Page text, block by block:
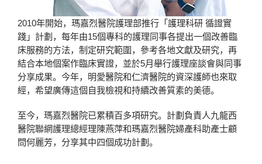
2010年開始，瑪嘉烈醫院護理部推行「護理科研 循證實
踐」計劃，每年由15個專科的護理同事各提出一個改善臨
床服務的方法，制定研究範圍，參考各地文獻及研究，再
結合本地個案作臨床實證，並於5月舉行護理座談會與同事
分享成果。今年，明愛醫院和仁濟醫院的資深護師也來取
經，希望廣傳這個自我檢視和持續改善質素的美德。
至今，瑪嘉烈醫院已累積百多項研究。計劃負責人九龍西
醫院聯網護理總經理陳燕萍和瑪嘉烈醫院婦產科助產士顧
問何麗芳，分享其中四個成功計劃。